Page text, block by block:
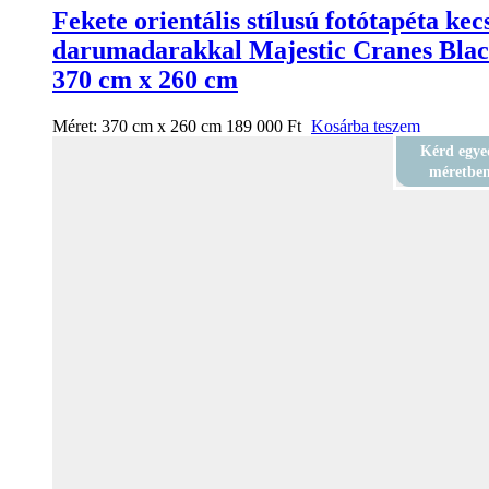
Fekete orientális stílusú fotótapéta
darumadarakkal Majestic Cranes
370 cm x 260 cm
Méret: 370 cm x 260 cm 189 000 Ft Kosárba teszem
Kérd